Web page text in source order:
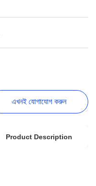
এখনই যোগাযোগ করুন
Product Description